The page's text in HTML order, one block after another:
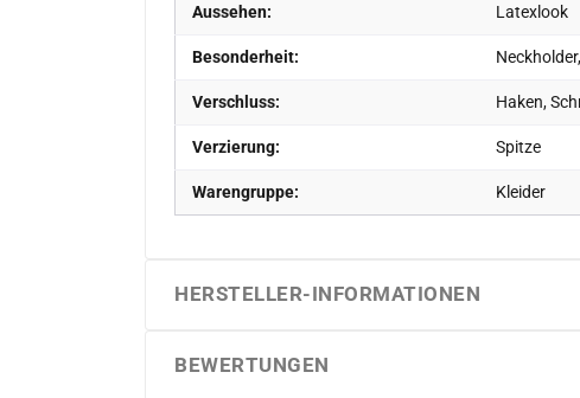
Aussehen: Latexlook
Besonderheit:
Verschluss: Haken,
Verzierung: Spitze
Warengruppe: Kleider
HERSTELLER-INFORMATIONEN
BEWERTUNGEN